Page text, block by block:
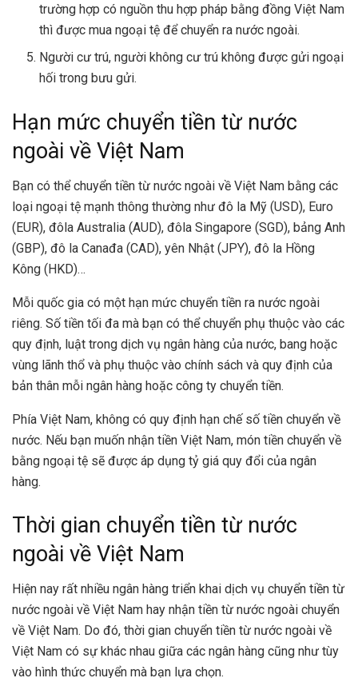
trường hợp có nguồn thu hợp pháp bằng đồng Việt Nam
thì được mua ngoại tệ để chuyển ra nước ngoài.
Người cư trú, người không cư trú không được gửi ngoại
hối trong bưu gửi.
Hạn mức chuyển tiền từ nước
ngoài về Việt Nam
Bạn có thể chuyển tiền từ nước ngoài về Việt Nam bằng các
loại ngoại tệ mạnh thông thường như đô la Mỹ (USD), Euro
(EUR), đôla Australia (AUD), đôla Singapore (SGD), bảng Anh
(GBP), đô la Canađa (CAD), yên Nhật (JPY), đô la Hồng
Kông (HKD)…
Mỗi quốc gia có một hạn mức chuyển tiền ra nước ngoài
riêng. Số tiền tối đa mà bạn có thể chuyển phụ thuộc vào các
quy định, luật trong dịch vụ ngân hàng của nước, bang hoặc
vùng lãnh thổ và phụ thuộc vào chính sách và quy định của
bản thân mỗi ngân hàng hoặc công ty chuyển tiền.
Phía Việt Nam, không có quy định hạn chế số tiền chuyển về
nước. Nếu bạn muốn nhận tiền Việt Nam, món tiền chuyển về
bằng ngoại tệ sẽ được áp dụng tỷ giá quy đổi của ngân
hàng.
Thời gian chuyển tiền từ nước
ngoài về Việt Nam
Hiện nay rất nhiều ngân hàng triển khai dịch vụ chuyển tiền từ
nước ngoài về Việt Nam hay nhận tiền từ nước ngoài chuyển
về Việt Nam. Do đó, thời gian chuyển tiền từ nước ngoài về
Việt Nam có sự khác nhau giữa các ngân hàng cũng như tùy
vào hình thức chuyển mà bạn lựa chọn.